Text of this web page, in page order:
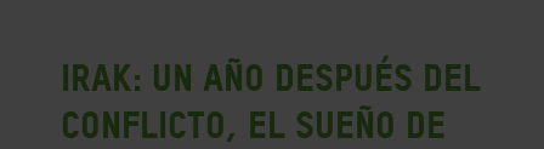
Irak: Un año después del
conflicto, el sueño de